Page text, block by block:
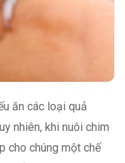
ăn các loại quả
nhiên, khi nuôi chim
cho chúng một chế